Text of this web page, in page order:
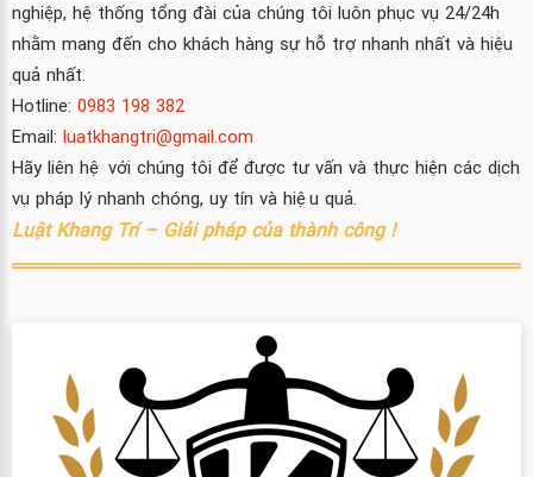
nghiệp, hệ thống tổng đài của chúng tôi luôn phục vụ 24/24h
nhằm mang đến cho khách hàng sự hỗ trợ nhanh nhất và hiệu
quả nhất.
Hotline: 0983 198 382
Email: luatkhangtri@gmail.com
Hãy liên hệ với chúng tôi để được tư vấn và thực hiện các dịch
vụ pháp lý nhanh chóng, uy tín và hiệu quả.
Luật Khang Trí – Giải pháp của thành công !